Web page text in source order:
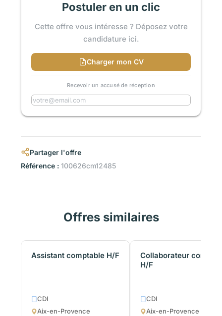
Postuler en un clic
Cette offre vous intéresse ? Déposez votre
candidature ici.
Charger mon CV
Recevoir un accusé de réception
Partager l'offre
Référence : 100626cm12485
Offres similaires
Assistant comptable H/F
CDI
Aix-en-Provence
Collaborateur
H/F
CDI
Aix-en-Provence